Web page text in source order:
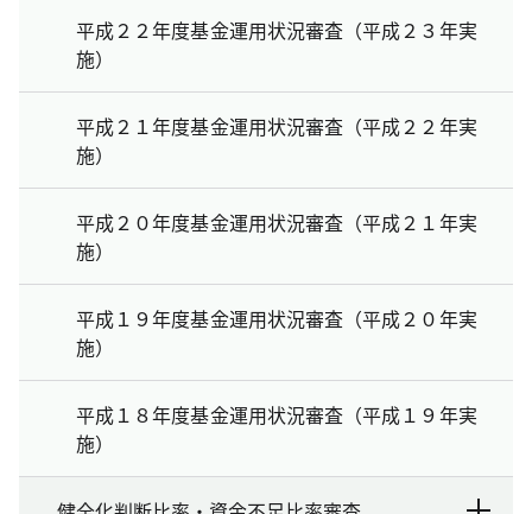
平成２２年度基金運用状況審査（平成２３年実
施）
平成２１年度基金運用状況審査（平成２２年実
施）
平成２０年度基金運用状況審査（平成２１年実
施）
平成１９年度基金運用状況審査（平成２０年実
施）
平成１８年度基金運用状況審査（平成１９年実
施）